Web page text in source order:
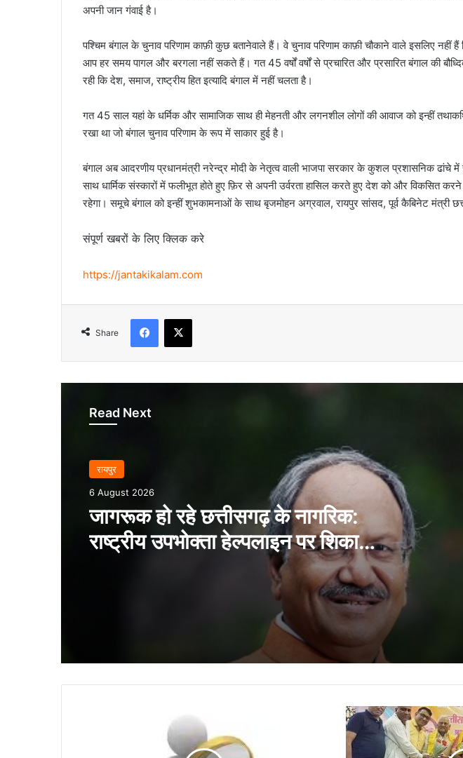
अपनी जान गंवाई है।
पश्चिम बंगाल के चुनाव परिणाम काफ़ी कुछ बतानेवाले हैं। वे चुनाव परिणाम काफ़ी चौकाने वाले इसलिए नहीं हैं
आप हर समय पागल और बरगला नहीं सकते हैं। गत 45 वर्षों वर्षों से प्रचारित और प्रसारित बंगाल की
रही कि देश, समाज, राष्ट्रीय हित इत्यादि बंगाल में नहीं चलता है।
गत 45 साल यहां के धर्मिक और सामाजिक साथ ही मेहनती और लगनशील लोगों की आवाज को इन्हीं
रखा था जो बंगाल चुनाव परिणाम के रूप में साकार हुई है।
बंगाल अब आदरणीय प्रधानमंत्री नरेन्द्र मोदी के नेतृत्व वाली भाजपा सरकार के कुशल प्रशासनिक ढांचे
साथ धार्मिक संस्कारों में फलीभूत होते हुए फ़िर से अपनी उर्वरता हासिल करते हुए देश को और विकसित करने
रहेगा। समूचे बंगाल को इन्हीं शुभकामनाओं के साथ बृजमोहन अग्रवाल, रायपुर सांसद, पूर्व कैबिनेट मंत्री
संपूर्ण खबरों के लिए क्लिक करे
https://jantakikalam.com
Share
Facebook
X
Read Next
रायपुर
6 August 2026
जागरूक हो रहे छत्तीसगढ़ के नागरिक:
राष्ट्रीय उपभोक्ता हेल्पलाइन पर शिकायतें
20,000 के पार, 100% मामलों का
हुआ सफल निवारण – बृजमोहन अग्रवाल
के लिए सांसद
(PESA) के
मुख्यमंत्री श्री
सांसद
कमेटी की बैठक
रजत पदक
दिव्यांगजनों
सरकार निरंतर
सिंधी
साहित्य
एकेडमी